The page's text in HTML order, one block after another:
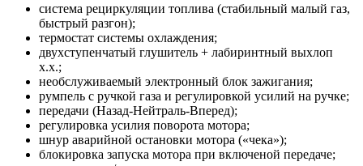
система рециркуляции топлива (стабильный малый газ,
быстрый разгон);
термостат системы охлаждения;
двухступенчатый глушитель + лабиринтный выхлоп
х.х.;
необслуживаемый электронный блок зажигания;
румпель с ручкой газа и регулировкой усилий на ручке;
передачи (Назад-Нейтраль-Вперед);
регулировка усилия поворота мотора;
шнур аварийной остановки мотора («чека»);
блокировка запуска мотора при включеной передаче;